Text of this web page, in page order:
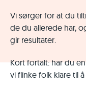
Vi sørger for at du
de du allerede har,
gir resultater.
Kort fortalt: har du
vi flinke folk klare til å